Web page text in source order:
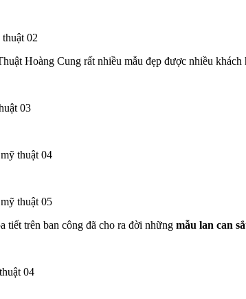
02
Hoàng Cung rất nhiều mẫu đẹp được nhiều khách
03
thuật 04
thuật 05
tiết trên ban công đã cho ra đời những mẫu lan can
04